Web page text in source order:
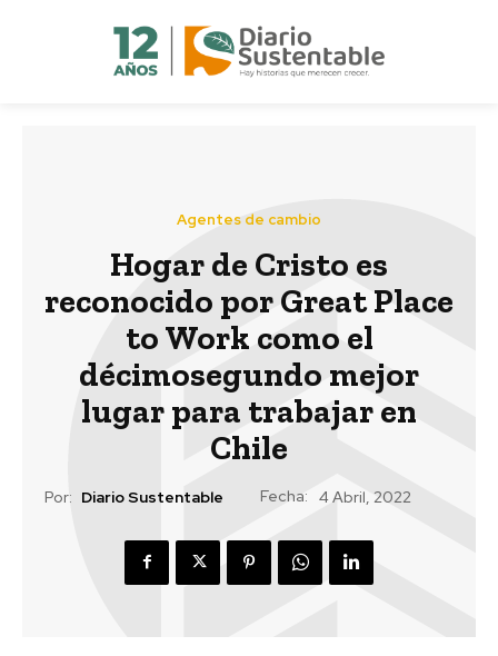
Agentes de cambio
Hogar de Cristo es
reconocido por Great Place
to Work como el
décimosegundo mejor
lugar para trabajar en
Chile
Por: Diario Sustentable Fecha: 4 Abril, 2022